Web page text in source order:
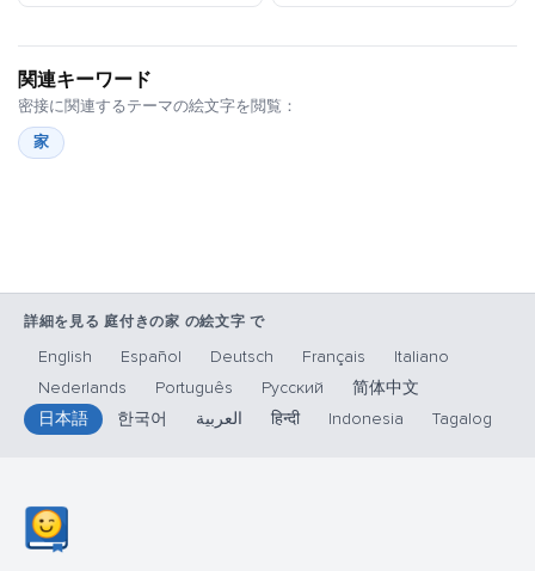
関連キーワード
密接に関連するテーマの絵文字を閲覧：
家
詳細を見る 庭付きの家 の絵文字 で
English Español Deutsch Français
Italiano
Nederlands
Português Русский
简体中文
日本語
한국어 العربية हिन्दी Indonesia Tagalog